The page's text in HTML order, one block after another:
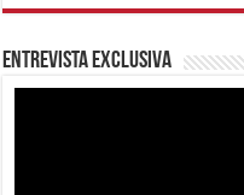
Entrevista Exclusiva